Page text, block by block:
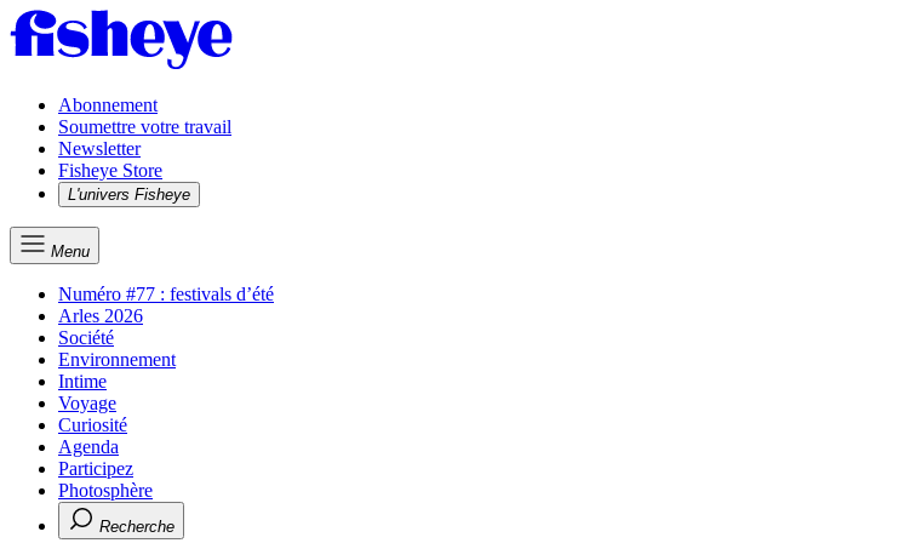
Abonnement
Soumettre votre travail
Newsletter
Fisheye Store
L'univers Fisheye
Menu
Numéro #77 : festivals d’été
Arles 2026
Société
Environnement
Intime
Voyage
Curiosité
Agenda
Participez
Photosphère
Recherche